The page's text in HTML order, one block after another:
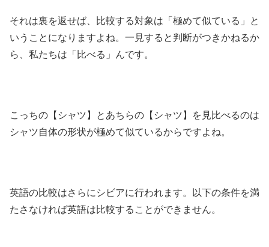
それは裏を返せば、比較する対象は「極めて似ている」と
いうことになりますよね。一見すると判断がつきかねるか
ら、私たちは「比べる」んです。
こっちの【シャツ】とあちらの【シャツ】を見比べるのは
シャツ自体の形状が極めて似ているからですよね。
英語の比較はさらにシビアに行われます。以下の条件を満
たさなければ英語は比較することができません。